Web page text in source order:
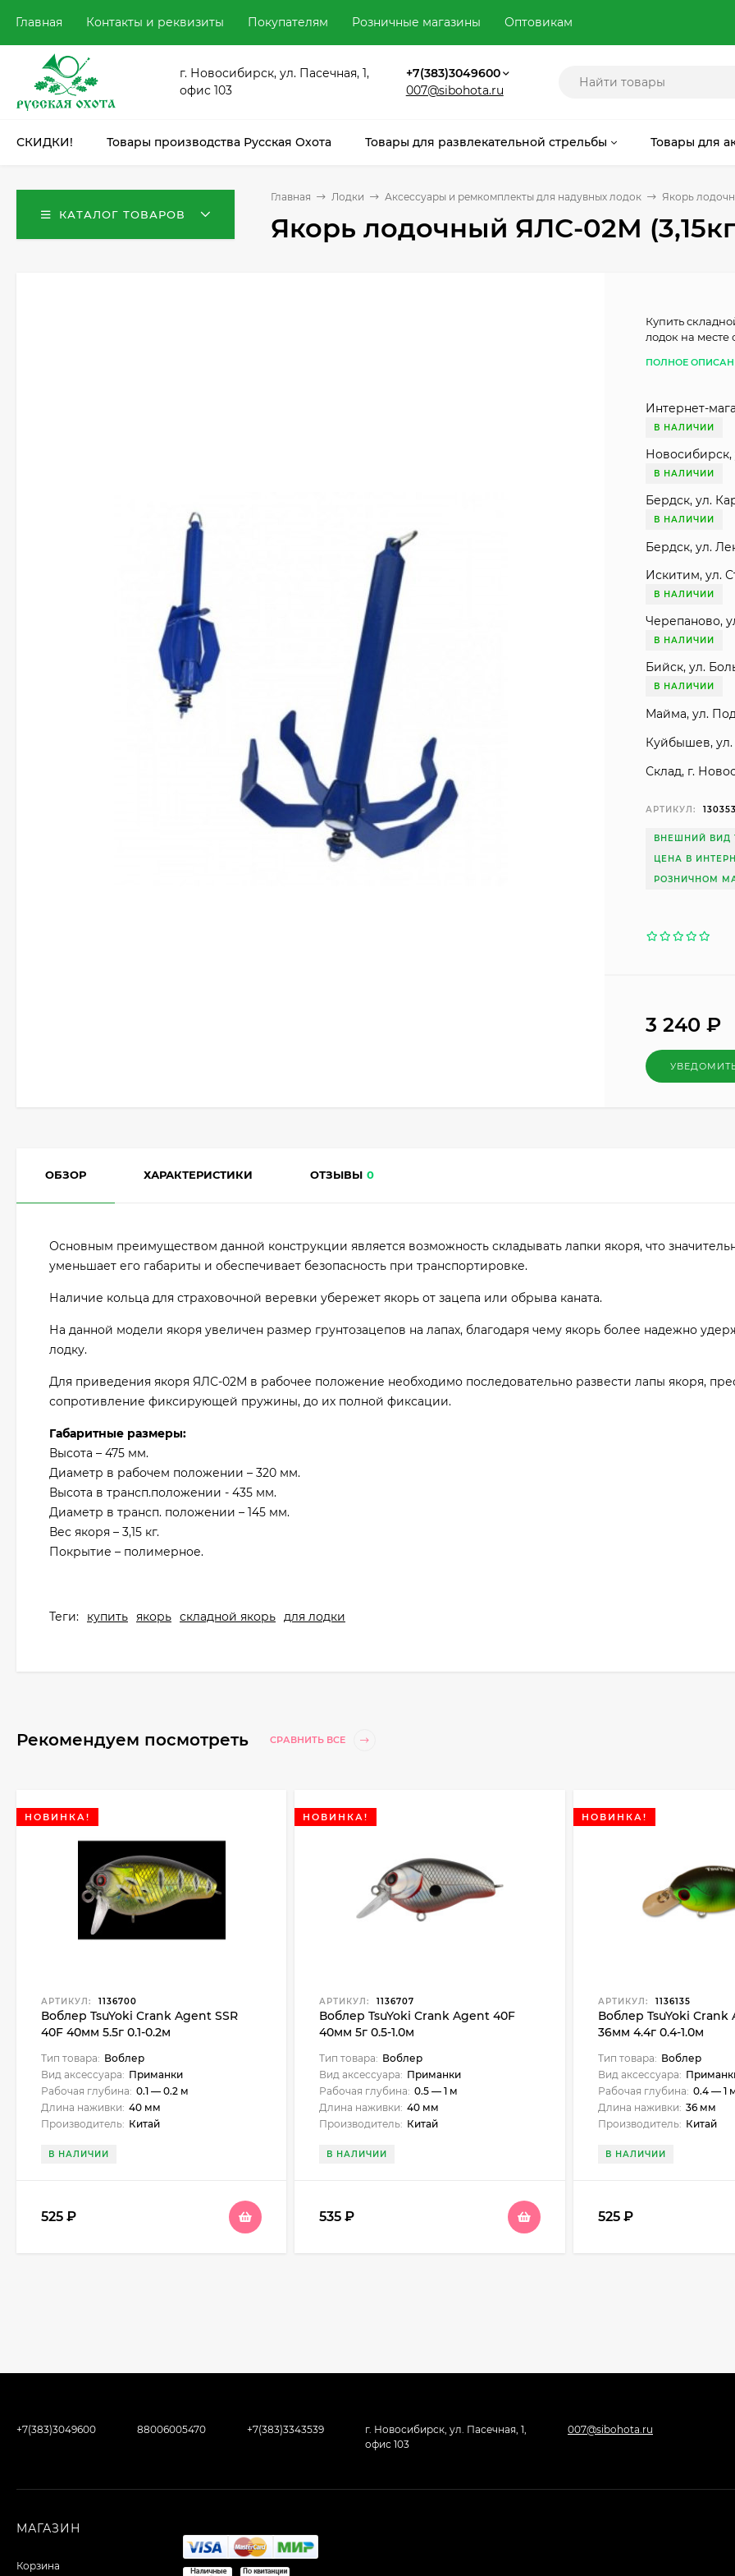
Главная Контакты и реквизиты Покупателям Розничные магазины Оптовикам
г. Новосибирск, ул. Пасечная, 1,
офис 103
+7(383)3049600
007@sibohota.ru
СКИДКИ! Товары производства Русская Охота Товары для развлекательной стрельбы Товары для
КАТАЛОГ ТОВАРОВ
Главная Лодки Аксессуары и ремкомплекты для надувных лодок Якорь
Якорь лодочный ЯЛС-02М
Купить
лодок на месте
ПОЛНОЕ
Интернет-
В НАЛИЧИИ
Новосибирск,
В НАЛИЧИИ
Бердск, ул.
В НАЛИЧИИ
Бердск, ул.
Искитим, ул.
В НАЛИЧИИ
Черепаново,
В НАЛИЧИИ
Бийск, ул.
В НАЛИЧИИ
Майма, ул.
Куйбышев, ул.
Склад, г.
АРТИКУЛ:
ВНЕШНИЙ ВИД
ЦЕНА В
РОЗНИЧНОМ
3 240₽
ОБЗОР ХАРАКТЕРИСТИКИ ОТЗЫВЫ 0
Основным преимуществом данной конструкции является возможность складывать лапки якоря, что
уменьшает его габариты и обеспечивает безопасность при транспортировке.
Наличие кольца для страховочной веревки убережет якорь от зацепа или обрыва каната.
На данной модели якоря увеличен размер грунтозацепов на лапах, благодаря чему якорь более надежно
лодку.
Для приведения якоря ЯЛС-02М в рабочее положение необходимо последовательно развести лапы якоря,
сопротивление фиксирующей пружины, до их полной фиксации.
Габаритные размеры:
Высота – 475 мм.
Диаметр в рабочем положении – 320 мм.
Высота в трансп.положении - 435 мм.
Диаметр в трансп. положении – 145 мм.
Вес якоря – 3,15 кг.
Покрытие – полимерное.
Теги: купить якорь складной якорь для лодки
Рекомендуем посмотреть СРАВНИТЬ ВСЕ
НОВИНКА!
АРТИКУЛ: 1136700
Воблер TsuYoki Crank Agent SSR
40F 40мм 5.5г 0.1-0.2м
Тип товара: Воблер
Вид аксессуара: Приманки
Рабочая глубина: 0.1 — 0.2 м
Длина наживки: 40 мм
Производитель: Китай
В НАЛИЧИИ
525 ₽
НОВИНКА!
АРТИКУЛ: 1136707
Воблер TsuYoki Crank Agent 40F
40мм 5г 0.5-1.0м
Тип товара: Воблер
Вид аксессуара: Приманки
Рабочая глубина: 0.5 — 1 м
Длина наживки: 40 мм
Производитель: Китай
В НАЛИЧИИ
535₽
НОВИНКА!
АРТИКУЛ: 1136135
Воблер TsuYoki Crank
36мм 4.4г 0.4-1.0м
Тип товара: Воблер
Вид аксессуара:
Рабочая глубина: 0.4 — 1
Длина наживки: 36 мм
Производитель: Китай
В НАЛИЧИИ
525 ₽
+7(383)3049600 88006005470 +7(383)3343539
г. Новосибирск, ул. Пасечная, 1,
офис 103
007@sibohota.ru
МАГАЗИН
Корзина